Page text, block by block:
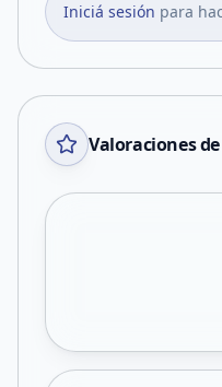
Iniciá sesión para
Valoraciones